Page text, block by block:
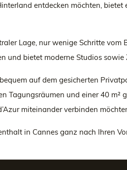
entdecken möchten,
Lage, nur wenige Schritte
und bietet moderne Studios
auf dem gesicherten
Tagungsräumen und einer 40
miteinander verbinden
in Cannes ganz nach Ihren